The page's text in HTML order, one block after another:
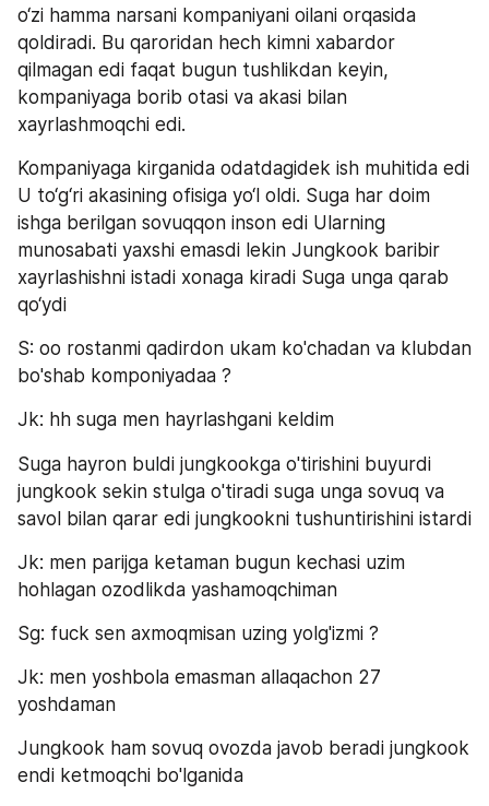
o‘zi hamma narsani kompaniyani oilani orqasida
qoldiradi. Bu qaroridan hech kimni xabardor
qilmagan edi faqat bugun tushlikdan keyin,
kompaniyaga borib otasi va akasi bilan
xayrlashmoqchi edi.
Kompaniyaga kirganida odatdagidek ish muhitida edi
U to‘g‘ri akasining ofisiga yo‘l oldi. Suga har doim
ishga berilgan sovuqqon inson edi Ularning
munosabati yaxshi emasdi lekin Jungkook baribir
xayrlashishni istadi xonaga kiradi Suga unga qarab
qo‘ydi
S: oo rostanmi qadirdon ukam ko'chadan va klubdan
bo'shab komponiyadaa ?
Jk: hh suga men hayrlashgani keldim
Suga hayron buldi jungkookga o'tirishini buyurdi
jungkook sekin stulga o'tiradi suga unga sovuq va
savol bilan qarar edi jungkookni tushuntirishini istardi
Jk: men parijga ketaman bugun kechasi uzim
hohlagan ozodlikda yashamoqchiman
Sg: fuck sen axmoqmisan uzing yolg'izmi ?
Jk: men yoshbola emasman allaqachon 27
yoshdaman
Jungkook ham sovuq ovozda javob beradi jungkook
endi ketmoqchi bo'lganida